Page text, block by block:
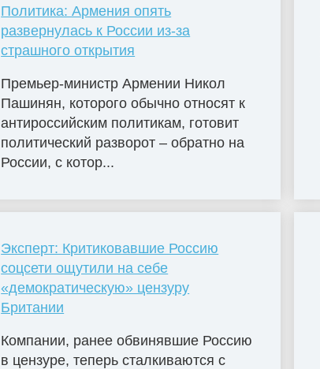
Политика: Армения опять
развернулась к России из-за
страшного открытия
Премьер-министр Армении Никол
Пашинян, которого обычно относят к
антироссийским политикам, готовит
политический разворот – обратно на
России, с котор...
Эксперт: Критиковавшие Россию
соцсети ощутили на себе
«демократическую» цензуру
Британии
Компании, ранее обвинявшие Россию
в цензуре, теперь сталкиваются с